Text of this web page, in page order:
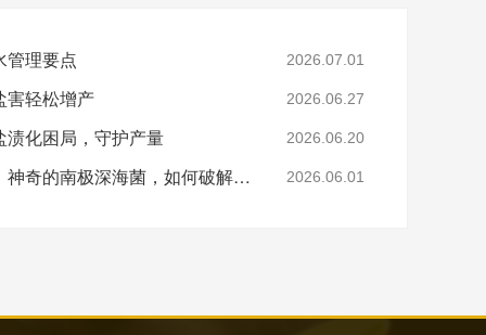
管理要点 2026.07.01
害轻松增产 2026.06.27
化困局，守护产量 2026.06.20
从万米深海到万亩良田：神奇的南极深海菌，如何破解土壤盐碱难题？ 2026.06.01